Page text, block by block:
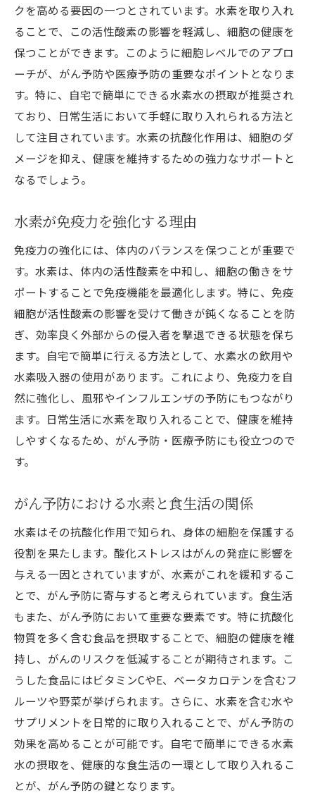
クを高める要因の一つとされています。水素を取り入れ
ることで、この活性酸素の影響を軽減し、細胞の健康を
保つことができます。このように細胞レベルでのアプロ
ーチが、がん予防や医療予防の重要なポイントとなりま
す。特に、自宅で簡単にできる水素水の摂取が推奨され
ており、日常生活において手軽に取り入れられる方法と
して注目されています。水素の抗酸化作用は、細胞のダ
メージを抑え、健康を維持するための強力なサポートと
なるでしょう。
水素が免疫力を強化する理由
免疫力の強化には、体内のバランスを保つことが重要で
す。水素は、体内の活性酸素を中和し、細胞の働きをサ
ポートすることで免疫機能を最適化します。特に、免疫
細胞が活性酸素の影響を受けて働きが鈍くなることを防
ぎ、効率良く外部からの侵入者を撃退できる状態を保ち
ます。自宅で簡単に行える方法として、水素水の飲用や
水素吸入器の使用があります。これにより、免疫力を自
然に強化し、風邪やインフルエンザの予防にもつながり
ます。日常生活に水素を取り入れることで、健康を維持
しやすくなるため、がん予防・医療予防にも役立つので
す。
がん予防における水素と食生活の関係
水素はその抗酸化作用で知られ、身体の細胞を保護する
役割を果たします。酸化ストレスはがんの発症に影響を
与える一因とされていますが、水素がこれを緩和するこ
とで、がん予防に寄与すると考えられています。食生活
もまた、がん予防において重要な要素です。特に抗酸化
物質を多く含む食品を摂取することで、細胞の健康を維
持し、がんのリスクを低減することが期待されます。こ
うした食品にはビタミンCやE、ベータカロテンを含むフ
ルーツや野菜が挙げられます。さらに、水素を含む水や
サプリメントを日常的に取り入れることで、がん予防の
効果を高めることが可能です。自宅で簡単にできる水素
水の摂取を、健康的な食生活の一環として取り入れるこ
とが、がん予防の鍵となります。